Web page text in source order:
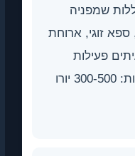
שמפניה
זוגי, ארוחת
פעילות
נוספת כמו שייט שקיעה. עלות: 300-500 יורו